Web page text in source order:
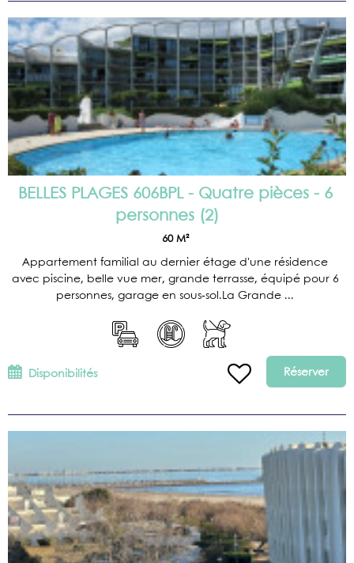
BELLES PLAGES 606BPL - Quatre pièces - 6
personnes (2)
60 M²
Appartement familial au dernier étage d'une résidence
avec piscine, belle vue mer, grande terrasse, équipé pour 6
personnes, garage en sous-sol.La Grande ...
Disponibilités Réserver